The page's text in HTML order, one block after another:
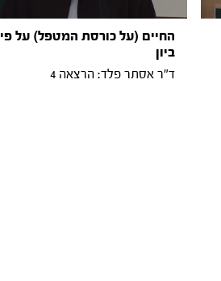
החיים (על כורסת המטפל) על פי
ביון
ד"ר אסתר פלד: הרצאה 4